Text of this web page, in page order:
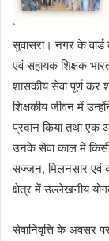
सुवासरा। नगर के वार्ड
एवं सहायक शिक्षक
शासकीय सेवा पूर्ण कर
शिक्षकीय जीवन में
प्रदान किया तथा एक
उनके सेवा काल में
सज्जन, मिलनसार एवं
क्षेत्र में उल्लेखनीय
सेवानिवृत्ति के अवसर